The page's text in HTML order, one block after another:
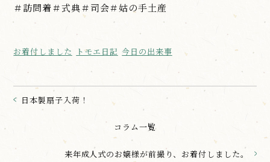
＃訪問着＃式典＃司会＃姑の手土産
お着付しました トモエ日記 今日の出来事
日本製扇子入荷！
コラム一覧
来年成人式のお嬢様が前撮り、お着付しました。